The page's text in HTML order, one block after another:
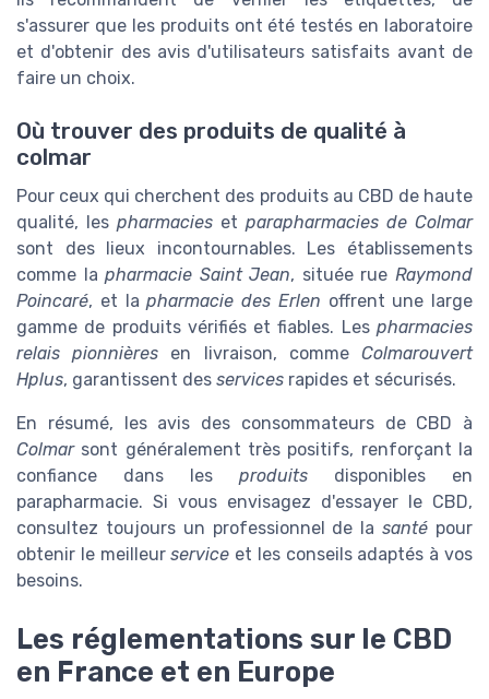
s'assurer que les produits ont été testés en laboratoire
et d'obtenir des avis d'utilisateurs satisfaits avant de
faire un choix.
Où trouver des produits de qualité à
colmar
Pour ceux qui cherchent des produits au CBD de haute
qualité, les pharmacies et parapharmacies de Colmar
sont des lieux incontournables. Les établissements
comme lapharmacie Saint Jean, située rueRaymond
Poincaré, et lapharmacie des Erlen offrent une large
gamme de produits vérifiés et fiables. Les pharmacies
relais pionnières en livraison, commeColmarouvert
Hplus, garantissent des services rapides et sécurisés.
En résumé, les avis des consommateurs de CBD à
Colmarsont généralement très positifs, renforçant la
confiance dans les produits disponibles en
parapharmacie. Si vous envisagez d'essayer le CBD,
consultez toujours un professionnel de lasanté pour
obtenir le meilleurservice et les conseils adaptés à vos
besoins.
Les réglementations sur le CBD
en France et en Europe